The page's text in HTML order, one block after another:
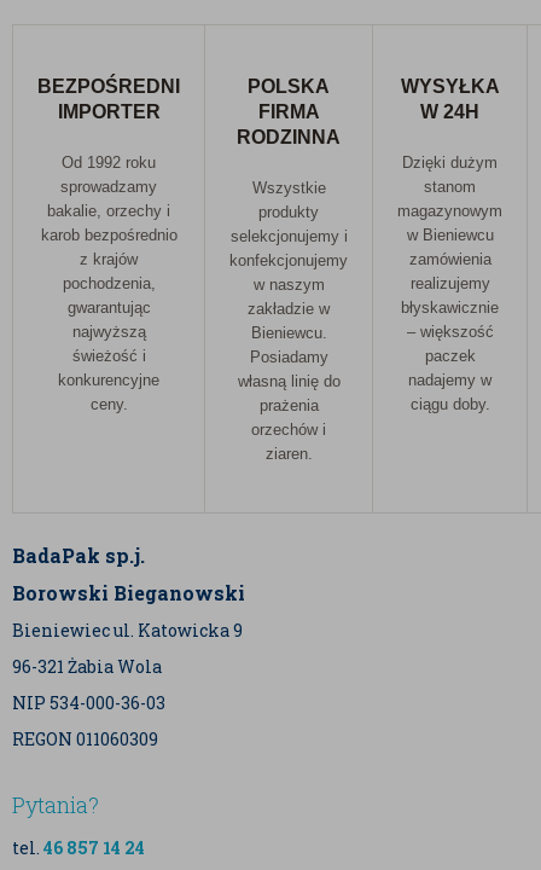
BEZPOŚREDNI
IMPORTER
Od 1992 roku
sprowadzamy
bakalie, orzechy i
karob bezpośrednio
z krajów
pochodzenia,
gwarantując
najwyższą
świeżość i
konkurencyjne
ceny.
POLSKA
FIRMA
RODZINNA
Wszystkie
produkty
selekcjonujemy i
konfekcjonujemy
w naszym
zakładzie w
Bieniewcu.
Posiadamy
własną linię do
prażenia
orzechów i
ziaren.
WYSYŁKA
W 24H
Dzięki dużym
stanom
magazynowym
w Bieniewcu
zamówienia
realizujemy
błyskawicznie
– większość
paczek
nadajemy w
ciągu doby.
BadaPak sp.j.
Borowski Bieganowski
Bieniewiec ul. Katowicka 9
96-321 Żabia Wola
NIP 534-000-36-03
REGON 011060309
Pytania?
tel. 46 857 14 24